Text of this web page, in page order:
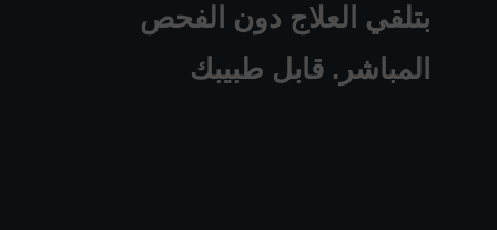
بتلقي العلاج دون الفحص
المباشر. قابل طبيبك